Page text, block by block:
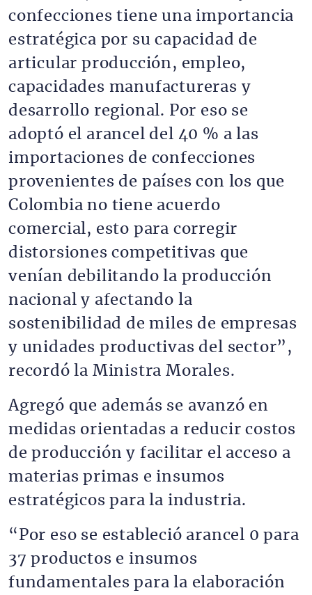
confecciones tiene una importancia
estratégica por su capacidad de
articular producción, empleo,
capacidades manufactureras y
desarrollo regional. Por eso se
adoptó el arancel del 40 % a las
importaciones de confecciones
provenientes de países con los que
Colombia no tiene acuerdo
comercial, esto para corregir
distorsiones competitivas que
venían debilitando la producción
nacional y afectando la
sostenibilidad de miles de empresas
y unidades productivas del sector”,
recordó la Ministra Morales.
Agregó que además se avanzó en
medidas orientadas a reducir costos
de producción y facilitar el acceso a
materias primas e insumos
estratégicos para la industria.
“Por eso se estableció arancel 0 para
37 productos e insumos
fundamentales para la elaboración